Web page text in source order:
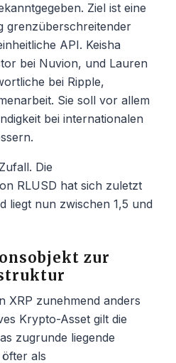
Ziel ist eine
grenzüberschreitender
API. Keisha
bei Nuvion, und Lauren
bei Ripple,
Sie soll vor allem
bei internationalen
Die
RLUSD hat sich zuletzt
liegt nun zwischen 1,5 und
zur
XRP zunehmend anders
Krypto-Asset gilt die
zugrunde liegende
als